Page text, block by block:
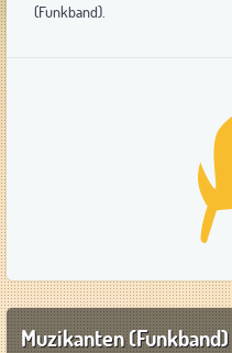
(Funkband).
Muzikanten (Funkband)